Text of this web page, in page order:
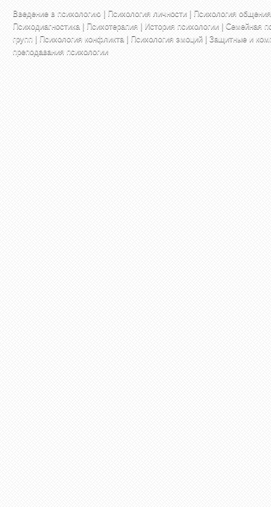
Введение в психологию | Психология личности | Психология общения
Психодиагностика | Психотерапия | История психологии | Семейная
групп | Психология конфликта | Психология эмоций | Защитные и
преподавания психологии